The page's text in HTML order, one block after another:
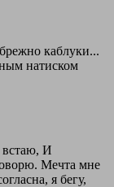
каблуки...
натиском
И
Мечта мне
я бегу,